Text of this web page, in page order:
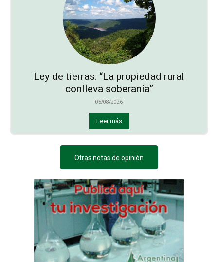
Ley de tierras: “La propiedad rural
conlleva soberanía”
05/08/2026
Leer más
Otras notas de opinión